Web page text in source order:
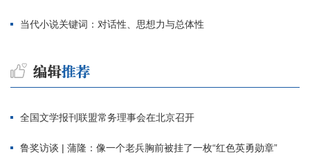
当代小说关键词：对话性、思想力与总体性
全国文学报刊联盟常务理事会在北京召开
鲁奖访谈 | 蒲隆：像一个老兵胸前被挂了一枚“红色英勇勋章”